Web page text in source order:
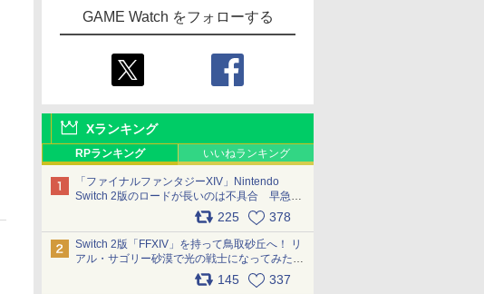
GAME Watch をフォローする
Xランキング
RPランキング いいねランキング
「ファイナルファンタジーXIV」Nintendo
Switch 2版のロードが長いのは不具合 早急に
アップデートできるよう対応中225 378
Switch 2版「FFXIV」を持って鳥取砂丘へ！ リ
アル・サゴリー砂漠で光の戦士になってみた
145 337